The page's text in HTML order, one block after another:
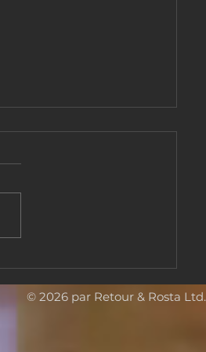
réalise une grande
© 2026 par Retour & Rosta Ltd.